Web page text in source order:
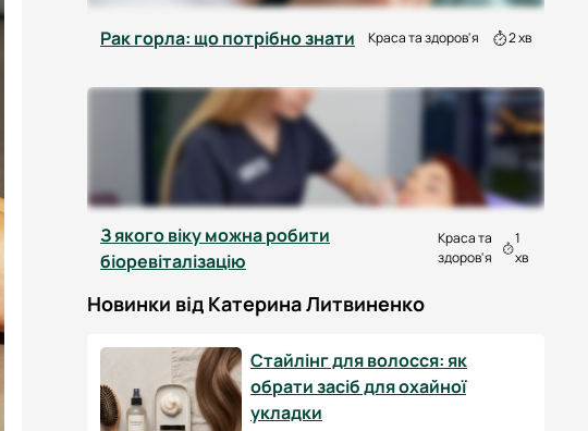
Рак горла: що потрібно знати Краса та здоров'я 2 хв
З якого віку можна робити
біоревіталізацію
Краса та
здоров'я
1
хв
Новинки від Катерина Литвиненко
Стайлінг для волосся: як
обрати засіб для охайної
укладки